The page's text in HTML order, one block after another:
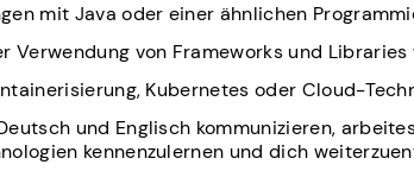
mit Java oder einer ähnlichen
Verwendung von Frameworks und
Kubernetes oder Cloud-
und Englisch kommunizieren,
kennenzulernen und dich